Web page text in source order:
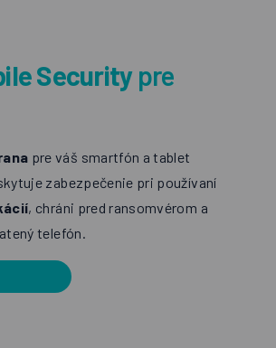
Securitypre
pre váš smartfón a tablet
zabezpečenie pri používaní
, chráni pred ransomvérom a
telefón.